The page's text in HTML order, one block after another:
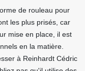
de rouleau pour
les plus prisés, car
mise en place, il est
en la matière.
à Reinhardt Cédric